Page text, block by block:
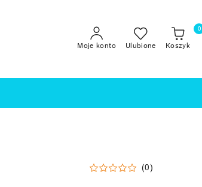
Moje konto Ulubione Koszyk
0
(0)